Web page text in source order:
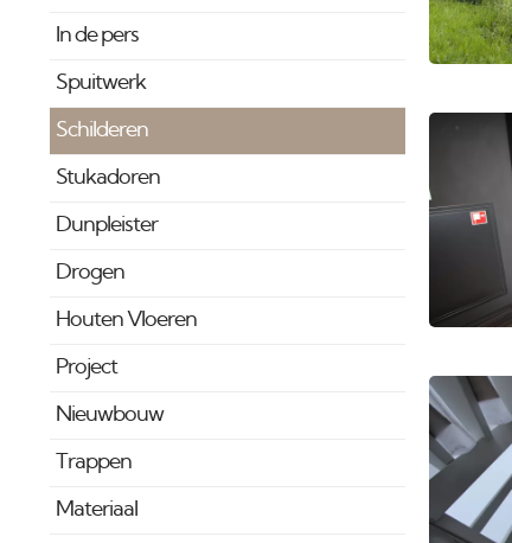
In de pers
Spuitwerk
Schilderen
Stukadoren
Dunpleister
Drogen
Houten Vloeren
Project
Nieuwbouw
Trappen
Materiaal